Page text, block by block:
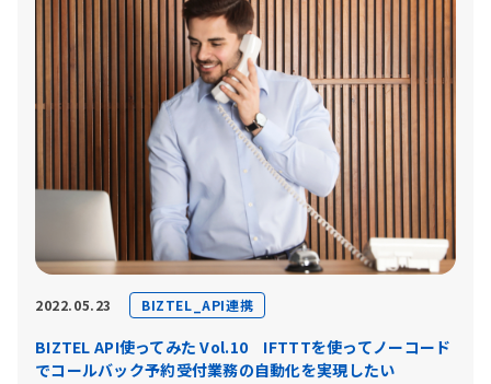
2022.05.23 BIZTEL_API連携
BIZTEL API使ってみた Vol.10 IFTTTを使ってノーコード
でコールバック予約受付業務の自動化を実現したい